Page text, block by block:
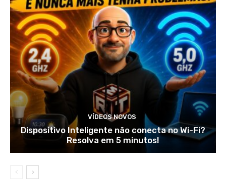
VÍDEOS NOVOS
Dispositivo Inteligente não conecta no Wi-Fi?
Resolva em 5 minutos!